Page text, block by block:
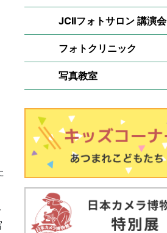
JCIIフォトサロン 講演会
フォトクリニック
写真教室